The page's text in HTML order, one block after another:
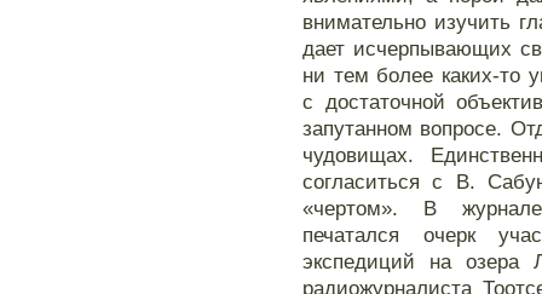
внимательно изучить
дает исчерпывающих
ни тем более каких-то
с достаточной
запутанном вопросе.
чудовищах.
согласиться с В.
«чертом». В
печатался очерк
экспедиций на озера
радиожурналиста